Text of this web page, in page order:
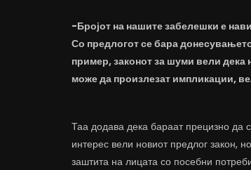
-Бројот на нашите забелешки е
Со предлогот се бара
пример, законот за шуми вели дека
може да произлезат импликации,
Таа додава дека бараат прецизно да
интерес вели новиот предлог закон,
заштита на лицата со посебни